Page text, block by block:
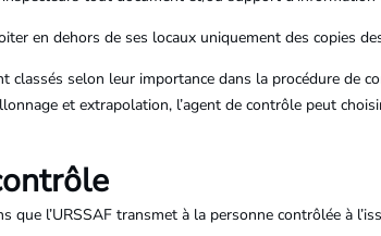
en dehors de ses locaux uniquement des copies
selon leur importance dans la procédure de
et extrapolation, l’agent de contrôle peut
l’URSSAF transmet à la personne contrôlée à